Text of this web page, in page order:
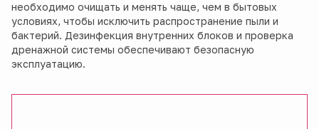
необходимо очищать и менять чаще, чем в бытовых
условиях, чтобы исключить распространение пыли и
бактерий. Дезинфекция внутренних блоков и проверка
дренажной системы обеспечивают безопасную
эксплуатацию.